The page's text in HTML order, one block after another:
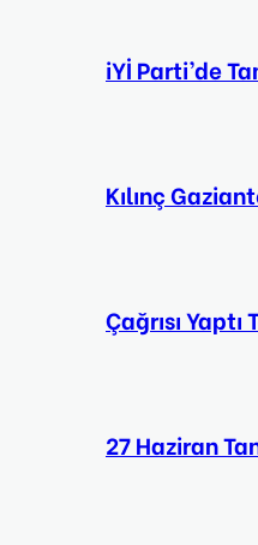
iYİ Parti’de
Kılınç
Çağrısı
27 Haziran